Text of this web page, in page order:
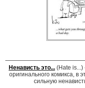
Ненависть это...(Hate is...)
оригинального комикса, в
сильную